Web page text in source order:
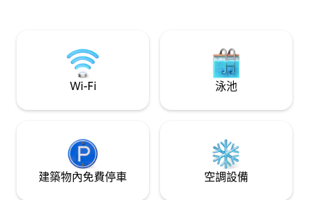
Wi-Fi 泳池
建築物內免費停車 空調設備